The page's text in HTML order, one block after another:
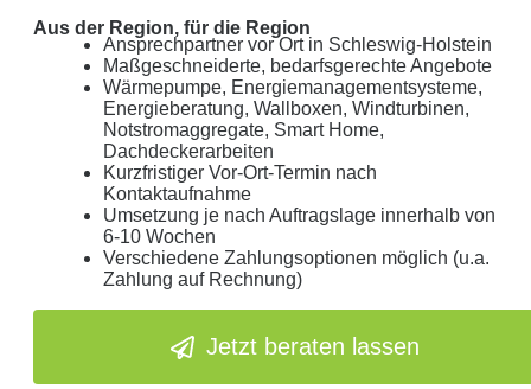
Aus der Region, für die Region
Ansprechpartner vor Ort in Schleswig-Holstein
Maßgeschneiderte, bedarfsgerechte Angebote
Wärmepumpe, Energiemanagementsysteme,
Energieberatung, Wallboxen, Windturbinen,
Notstromaggregate, Smart Home,
Dachdeckerarbeiten
Kurzfristiger Vor-Ort-Termin nach
Kontaktaufnahme
Umsetzung je nach Auftragslage innerhalb von
6-10 Wochen
Verschiedene Zahlungsoptionen möglich (u.a.
Zahlung auf Rechnung)
Jetzt beraten lassen